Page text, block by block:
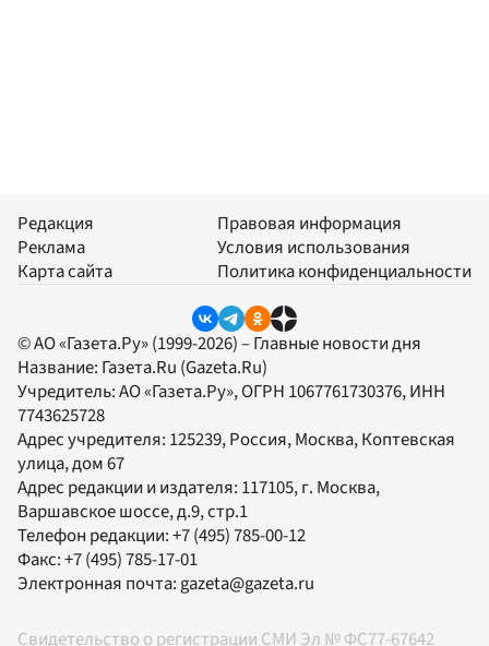
Редакция
Реклама
Карта сайта
Правовая информация
Условия использования
Политика конфиденциальности
© АО «Газета.Ру» (1999-2026) – Главные новости дня
Название: Газета.Ru (Gazeta.Ru)
Учредитель:АО «Газета.Ру», ОГРН 1067761730376, ИНН
7743625728
Адрес учредителя: 125239, Россия, Москва, Коптевская
улица, дом 67
Адрес редакции и издателя: 117105, г. Москва,
Варшавское шоссе, д.9, стр.1
Телефон редакции:+7 (495) 785-00-12
Факс:+7 (495) 785-17-01
Электронная почта:gazeta@gazeta.ru
Свидетельство о регистрации СМИ Эл № ФС77-67642